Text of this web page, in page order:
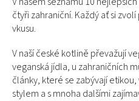
čtyři zahraniční. Každý ať si
vkusu.
V naší české kotlině převažují
veganská jídla, u zahraničních
články, které se zabývají
stylem a s mnoha dalšími